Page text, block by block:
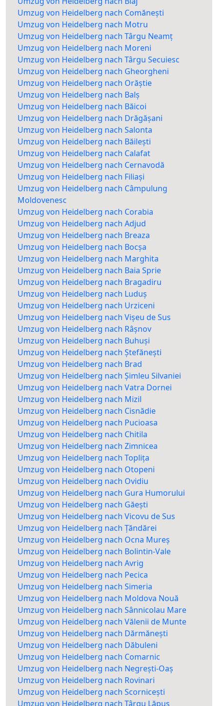
Umzug von Heidelberg nach Comănești
Umzug von Heidelberg nach Motru
Umzug von Heidelberg nach Târgu Neamț
Umzug von Heidelberg nach Moreni
Umzug von Heidelberg nach Târgu Secuiesc
Umzug von Heidelberg nach Gheorgheni
Umzug von Heidelberg nach Orăștie
Umzug von Heidelberg nach Balș
Umzug von Heidelberg nach Băicoi
Umzug von Heidelberg nach Drăgășani
Umzug von Heidelberg nach Salonta
Umzug von Heidelberg nach Băilești
Umzug von Heidelberg nach Calafat
Umzug von Heidelberg nach Cernavodă
Umzug von Heidelberg nach Filiași
Umzug von Heidelberg nach Câmpulung
Moldovenesc
Umzug von Heidelberg nach Corabia
Umzug von Heidelberg nach Adjud
Umzug von Heidelberg nach Breaza
Umzug von Heidelberg nach Bocșa
Umzug von Heidelberg nach Marghita
Umzug von Heidelberg nach Baia Sprie
Umzug von Heidelberg nach Bragadiru
Umzug von Heidelberg nach Luduș
Umzug von Heidelberg nach Urziceni
Umzug von Heidelberg nach Vișeu de Sus
Umzug von Heidelberg nach Râșnov
Umzug von Heidelberg nach Buhuși
Umzug von Heidelberg nach Ștefănești
Umzug von Heidelberg nach Brad
Umzug von Heidelberg nach Șimleu Silvaniei
Umzug von Heidelberg nach Vatra Dornei
Umzug von Heidelberg nach Mizil
Umzug von Heidelberg nach Cisnădie
Umzug von Heidelberg nach Pucioasa
Umzug von Heidelberg nach Chitila
Umzug von Heidelberg nach Zimnicea
Umzug von Heidelberg nach Toplița
Umzug von Heidelberg nach Otopeni
Umzug von Heidelberg nach Ovidiu
Umzug von Heidelberg nach Gura Humorului
Umzug von Heidelberg nach Găești
Umzug von Heidelberg nach Vicovu de Sus
Umzug von Heidelberg nach Țăndărei
Umzug von Heidelberg nach Ocna Mureș
Umzug von Heidelberg nach Bolintin-Vale
Umzug von Heidelberg nach Avrig
Umzug von Heidelberg nach Pecica
Umzug von Heidelberg nach Simeria
Umzug von Heidelberg nach Moldova Nouă
Umzug von Heidelberg nach Sânnicolau Mare
Umzug von Heidelberg nach Vălenii de Munte
Umzug von Heidelberg nach Dărmănești
Umzug von Heidelberg nach Dăbuleni
Umzug von Heidelberg nach Comarnic
Umzug von Heidelberg nach Negrești-Oaș
Umzug von Heidelberg nach Rovinari
Umzug von Heidelberg nach Scornicești
Umzug von Heidelberg nach Târgu Lăpuș